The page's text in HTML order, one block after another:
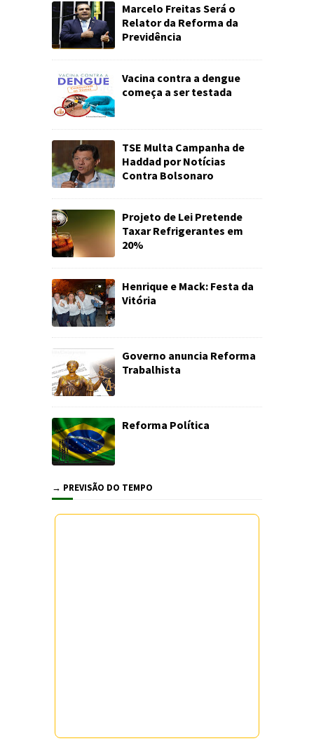
Marcelo Freitas Será o
Relator da Reforma da
Previdência
Vacina contra a dengue
começa a ser testada
TSE Multa Campanha de
Haddad por Notícias
Contra Bolsonaro
Projeto de Lei Pretende
Taxar Refrigerantes em
20%
Henrique e Mack: Festa da
Vitória
Governo anuncia Reforma
Trabalhista
Reforma Política
→ PREVISÃO DO TEMPO